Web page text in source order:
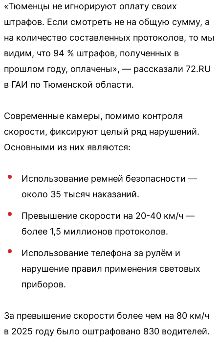
«Тюменцы не игнорируют оплату своих
штрафов. Если смотреть не на общую сумму, а
на количество составленных протоколов, то мы
видим, что 94 % штрафов, полученных в
прошлом году, оплачены», — рассказали 72.RU
в ГАИ по Тюменской области.
Современные камеры, помимо контроля
скорости, фиксируют целый ряд нарушений.
Основными из них являются:
Использование ремней безопасности —
около 35 тысяч наказаний.
Превышение скорости на 20-40 км/ч —
более 1,5 миллионов протоколов.
Использование телефона за рулём и
нарушение правил применения световых
приборов.
За превышение скорости более чем на 80 км/ч
в 2025 году было оштрафовано 830 водителей.